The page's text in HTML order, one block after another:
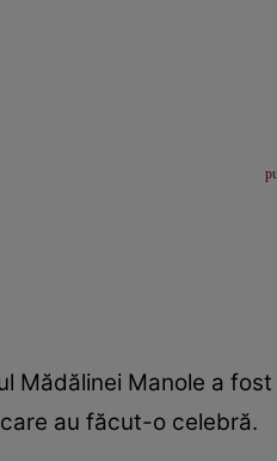
Mădălinei Manole a
au făcut-o celebră.